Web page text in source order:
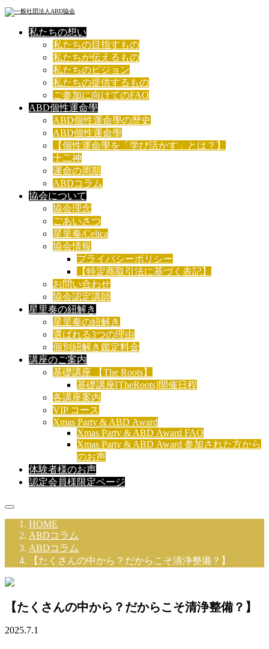
私たちの想い
私たちの目指すもの
私たちが伝えるもの
私たちのビジョン
私たちの提供するもの
ご参加に向けてのFAQ
ABD個性運命學
ABD個性運命學の歴史
ABD個性運命學
【個性運命學を「学び活かす」とは？】
十二神
運命の周期
ABDコラム
協会について
協会理念
ごあいさつ
星里奏/Celica
協会情報
プライバシーポリシー
【特定商取引法に基づく表記】
お問い合わせ
協会認定講師
星里奏の紐解き
星里奏の紐解き
選ばれる3つの理由
個別紐解き鑑定料金
講座のご案内
基礎講座 【The Roots】
基礎講座[TheRoots]開催日程
各講座案内
VIP コース
Xmas Party & ABD Award
Xmas Party & ABD Award FAQ
Xmas Party & ABD Award 参加された方から
のお声
体験者様のお声
認定会員様限定ページ
HOME
ABDコラム
ABDコラム
【たくさんの中から？だからこそ清浄整備？】
【たくさんの中から？だからこそ清浄整備？】
2025.7.1